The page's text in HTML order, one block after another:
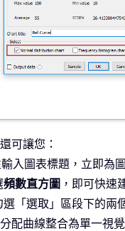
可讓您：
輸入圖表標題，立即為
頻數直方圖 ，即可快速
選「選取」區段下的兩
配曲線整合為單一視